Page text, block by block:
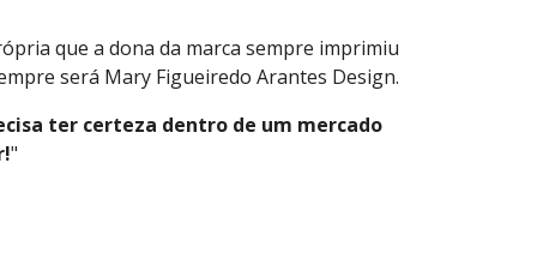
que a dona da marca sempre imprimiu
será Mary Figueiredo Arantes Design.
ter certeza dentro de um mercado
"